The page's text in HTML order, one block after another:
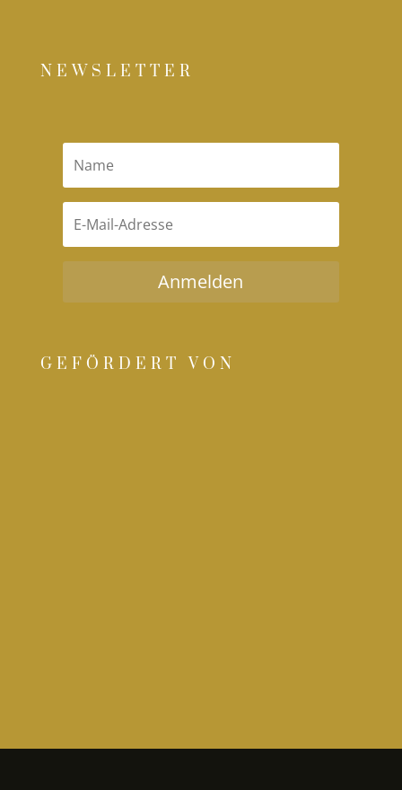
NEWSLETTER
Anmelden
GEFÖRDERT VON